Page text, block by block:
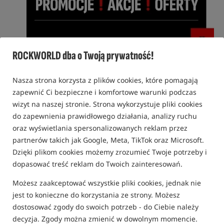
ROCKWORLD dba o Twoją prywatność!
Nasza strona korzysta z plików cookies, które pomagają
zapewnić Ci bezpieczne i komfortowe warunki podczas
wizyt na naszej stronie. Strona wykorzystuje pliki cookies
do zapewnienia prawidłowego działania, analizy ruchu
oraz wyświetlania spersonalizowanych reklam przez
partnerów takich jak Google, Meta, TikTok oraz Microsoft.
Dzięki plikom cookies możemy zrozumieć Twoje potrzeby i
dopasować treść reklam do Twoich zainteresowań.
Możesz zaakceptować wszystkie pliki cookies, jednak nie
jest to konieczne do korzystania ze strony. Możesz
dostosować zgody do swoich potrzeb - do Ciebie należy
decyzja. Zgody można zmienić w dowolnym momencie.
Aukcja startuje za: 1d 15:26:14
Sonik Gizmo 2
Alarm Set- produkt
do licytacji
Zestaw sygnalizatorów brań z
centralką + lampka biwakowa -